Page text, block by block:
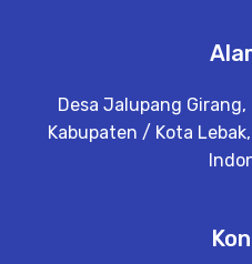
Desa Jalupang
Kabupaten / Kota